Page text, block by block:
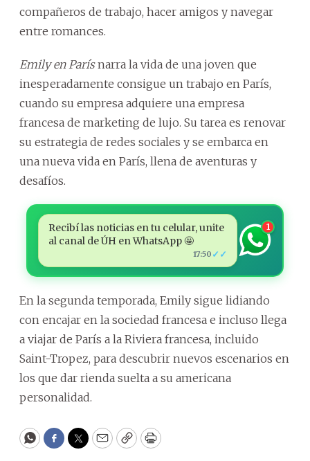
compañeros de trabajo, hacer amigos y navegar
entre romances.
Emily en Parísnarra la vida de una joven que
inesperadamente consigue un trabajo en París,
cuando su empresa adquiere una empresa
francesa de marketing de lujo. Su tarea es renovar
su estrategia de redes sociales y se embarca en
una nueva vida en París, llena de aventuras y
desafíos.
Recibí las noticias en tu celular, unite
al canal de ÚH en WhatsApp 🤩
17:50 ✓✓
1
En la segunda temporada, Emily sigue lidiando
con encajar en la sociedad francesa e incluso llega
a viajar de París a la Riviera francesa, incluido
Saint-Tropez, para descubrir nuevos escenarios en
los que dar rienda suelta a su americana
personalidad.
WhatsApp
Facebook
Twitter
EmailCopyPrint